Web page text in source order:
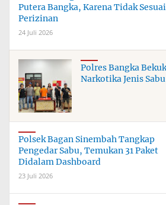
Putera Bangka, Karena Tidak Sesuai
Perizinan
24 Juli 2026
Polres Bangka
Narkotika Jenis Sabu
Polsek Bagan Sinembah Tangkap
Pengedar Sabu, Temukan 31 Paket
Didalam Dashboard
23 Juli 2026